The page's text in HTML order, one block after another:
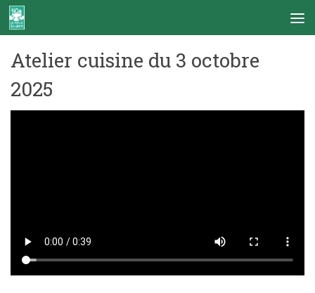
Skip to content
Atelier cuisine du 3 octobre
2025